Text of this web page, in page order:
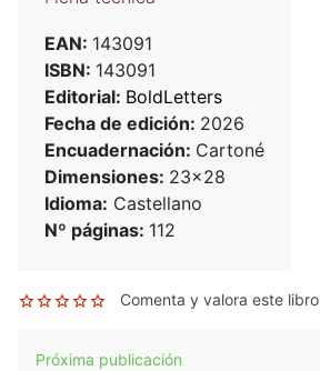
EAN: 143091
ISBN: 143091
Editorial: BoldLetters
Fecha de edición: 2026
Encuadernación: Cartoné
Dimensiones: 23x28
Idioma: Castellano
Nº páginas: 112
Comenta y valora este libro
Próxima publicación